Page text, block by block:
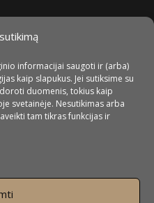
informacijai saugoti ir (arba)
kaip slapukus. Jei sutiksime su
duomenis, tokius kaip
svetainėje. Nesutikimas arba
tam tikras funkcijas ir